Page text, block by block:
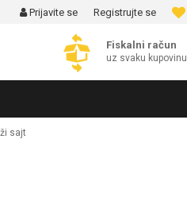
BESPLATNE ISPORUKE!
Prijavite se Registrujte se
Fiskalni račun
uz svaku kupovinu
sajt